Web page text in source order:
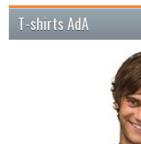
T-shirts AdA